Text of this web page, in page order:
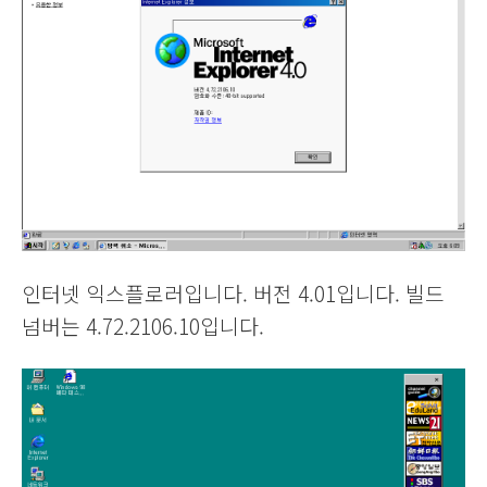
인터넷 익스플로러입니다. 버전 4.01입니다. 빌드
넘버는 4.72.2106.10입니다.